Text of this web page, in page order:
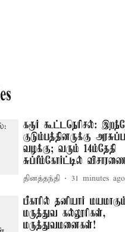
கரூர் கூட்டநெரிசல்:
குடும்பத்தினருக்கு
வழக்கு; வரும் 14ம்தேதி
சுப்ரீம்கோர்ட்டில்
தினத்தந்தி 31 minutes ago
பீகாரில் தனியார்
மருத்துவ கல்லூரிகள்,
மருத்துவமனைகள்!